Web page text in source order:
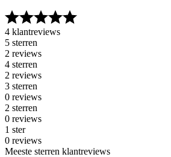
4 klantreviews
5 sterren
2 reviews
4 sterren
2 reviews
3 sterren
0 reviews
2 sterren
0 reviews
1 ster
0 reviews
Meeste sterren klantreviews